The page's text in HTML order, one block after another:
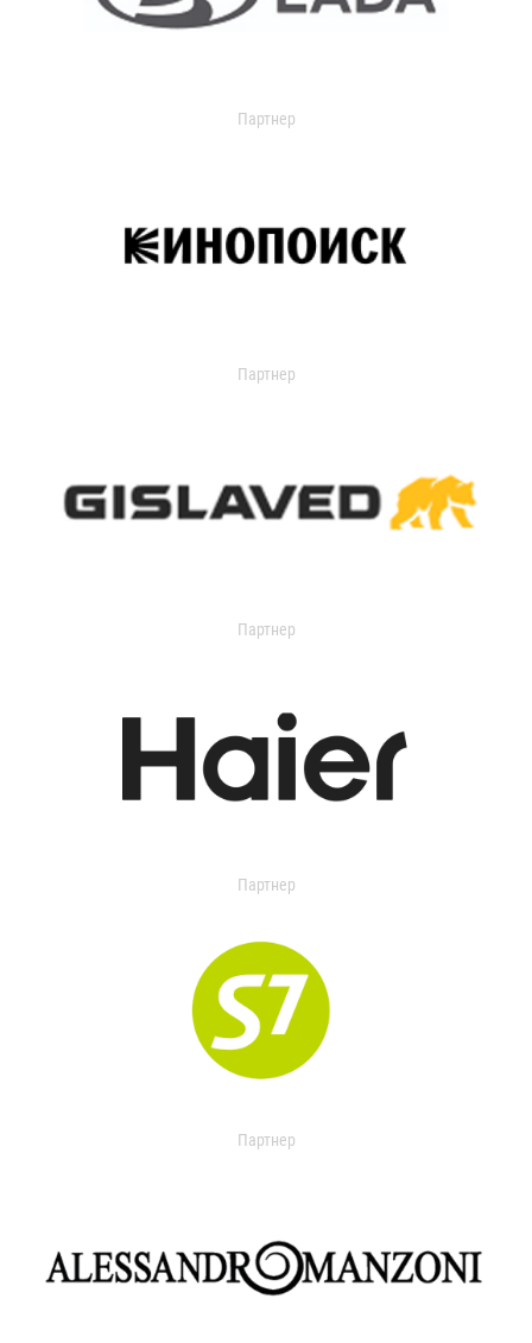
Партнер
Партнер
Партнер
Партнер
Партнер